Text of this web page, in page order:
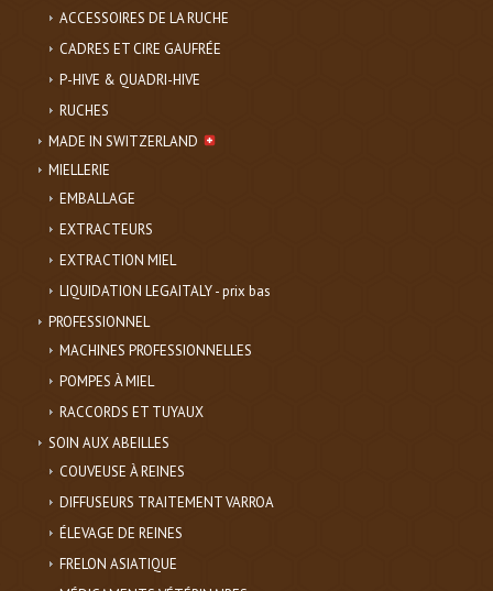
ACCESSOIRES DE LA RUCHE
CADRES ET CIRE GAUFRÉE
P-HIVE & QUADRI-HIVE
RUCHES
MADE IN SWITZERLAND
MIELLERIE
EMBALLAGE
EXTRACTEURS
EXTRACTION MIEL
LIQUIDATION LEGAITALY - prix bas
PROFESSIONNEL
MACHINES PROFESSIONNELLES
POMPES À MIEL
RACCORDS ET TUYAUX
SOIN AUX ABEILLES
COUVEUSE À REINES
DIFFUSEURS TRAITEMENT VARROA
ÉLEVAGE DE REINES
FRELON ASIATIQUE